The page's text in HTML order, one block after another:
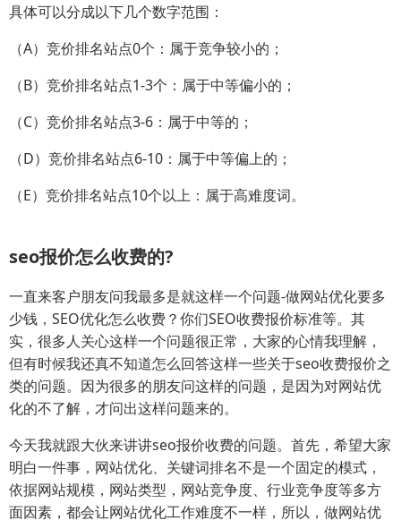
具体可以分成以下几个数字范围：
（A）竞价排名站点0个：属于竞争较小的；
（B）竞价排名站点1-3个：属于中等偏小的；
（C）竞价排名站点3-6：属于中等的；
（D）竞价排名站点6-10：属于中等偏上的；
（E）竞价排名站点10个以上：属于高难度词。
seo报价怎么收费的?
一直来客户朋友问我最多是就这样一个问题-做网站优化要多
少钱，SEO优化怎么收费？你们SEO收费报价标准等。其
实，很多人关心这样一个问题很正常，大家的心情我理解，
但有时候我还真不知道怎么回答这样一些关于seo收费报价之
类的问题。因为很多的朋友问这样的问题，是因为对网站优
化的不了解，才问出这样问题来的。
今天我就跟大伙来讲讲seo报价收费的问题。首先，希望大家
明白一件事，网站优化、关键词排名不是一个固定的模式，
依据网站规模，网站类型，网站竞争度、行业竞争度等多方
面因素，都会让网站优化工作难度不一样，所以，做网站优